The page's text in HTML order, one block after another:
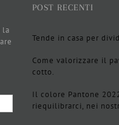
la
POST RECENTI
Tende in casa per
Come valorizzare il
cotto.
Il colore Pantone
riequilibrarci, nei